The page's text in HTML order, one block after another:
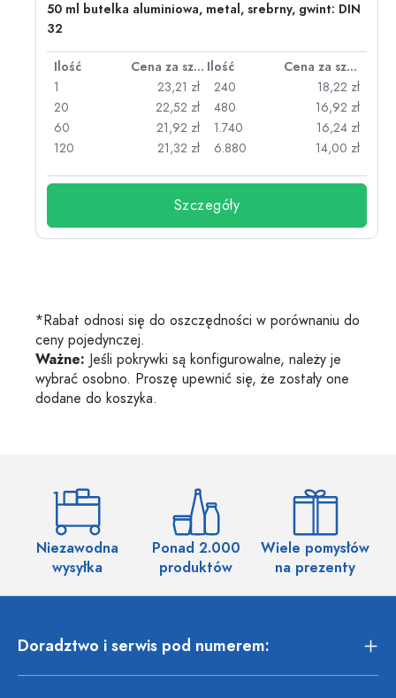
50 ml butelka aluminiowa, metal, srebrny, gwint: DIN
32
Ilość Cena za sztukę Ilość
Cena za sztukę
1
23,21 zł
20
22,52 zł
60
21,92 zł
120
21,32 zł
240
18,22 zł
480
16,92 zł
1.740
16,24 zł
6.880
14,00 zł
Szczegóły
*Rabat odnosi się do oszczędności w porównaniu do
ceny pojedynczej.
Ważne: Jeśli pokrywki są konfigurowalne, należy je
wybrać osobno. Proszę upewnić się, że zostały one
dodane do koszyka.
Niezawodna
wysyłka
Ponad 2.000
produktów
Wiele pomysłów
na prezenty
Doradztwo i serwis pod numerem: